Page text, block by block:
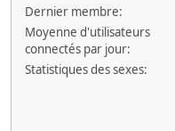
Dernier membre:
Moyenne d'utilisateurs
connectés par jour:
Statistiques des sexes: